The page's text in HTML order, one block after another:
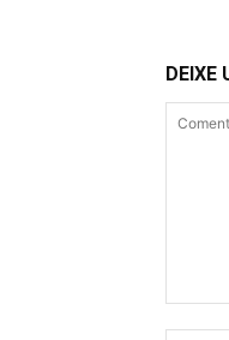
DEIXE